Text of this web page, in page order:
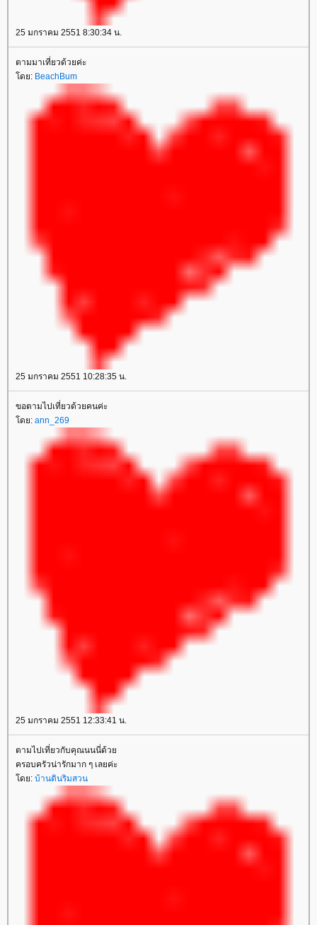
25 มกราคม 2551 8:30:34 น.
ตามมาเที่ยวด้วยค่ะ
ดย: BeachBum
25 มกราคม 2551 10:28:35 น.
ขอตามไปเที่ยวด้วยคนค่ะ
ดย: ann_269
25 มกราคม 2551 12:33:41 น.
ตามไปเที่ยวกับคุณนนนี่ด้ว
ครอบครัวน่ารักมาก ๆ เลยค่ะ
ดย: บ้านดินริมสวน